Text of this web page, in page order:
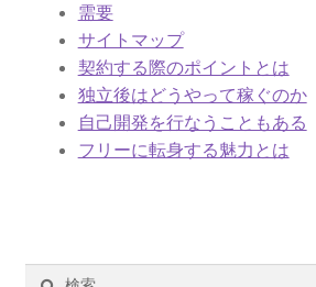
需要
サイトマップ
契約する際のポイントとは
独立後はどうやって稼ぐのか
自己開発を行なうこともある
フリーに転身する魅力とは